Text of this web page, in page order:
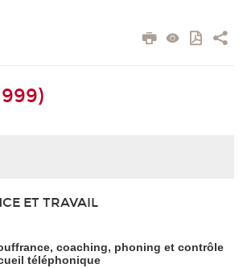
ET TRAVAIL
coaching, phoning et contrôle
téléphonique